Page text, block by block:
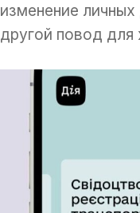
изменение
другой повод для